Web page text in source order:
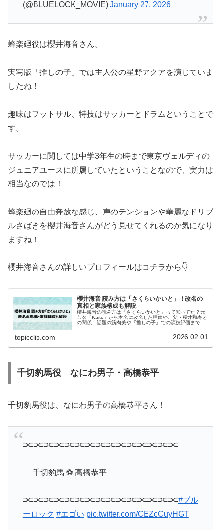
(@BLUELOCK_MOVIE) January 27, 2026
蜂楽廻役は櫻井海音さん。
実写版「推しの子」では主人公の星野アクアを演じていま
したね！
趣味はフットサル、特技はサッカーとドラムということで
す。
サッカーに関しては中学3年生の時まで東京ヴェルディの
ジュニアユースに所属していたということなので、実力は
相当なのでは！
蜂楽廻の自由奔放な感じ、声のテンションや華麗なドリブ
ルさばきを櫻井海音さんがどう見せてくれるのか気になり
ますね！
櫻井海音さんの詳しいプロフィールはコチラから👇
櫻井海音 読み方は「さくらいかいと」！改名の
真相と家族構成も解説
櫻井海音の読み方は「さくらいかいと」って知ってた？元
芸名「Kaito」から本名に改名した理由や、父・桜井和寿と
の関係、話題の筋肉美や『推しの子』での演技評価まで徹
topicclip.com 2026.02.01
千切豹馬役 なにわ男子・高橋恭平
千切豹馬役は、なにわ男子の高橋恭平さん！
⫘⫘⫘⫘⫘⫘⫘⫘⫘⫘⫘⫘⫘⫘⫘
千切豹馬 ⚽ 高橋恭平
⫘⫘⫘⫘⫘⫘⫘⫘⫘⫘⫘⫘⫘⫘⫘#ブル
ーロック #エゴい pic.twitter.com/CEZcCuyHGT